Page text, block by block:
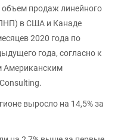
продаж линейного
в США и Канаде
2020 года по
года, согласно к
Американским
выросло на 14,5% за